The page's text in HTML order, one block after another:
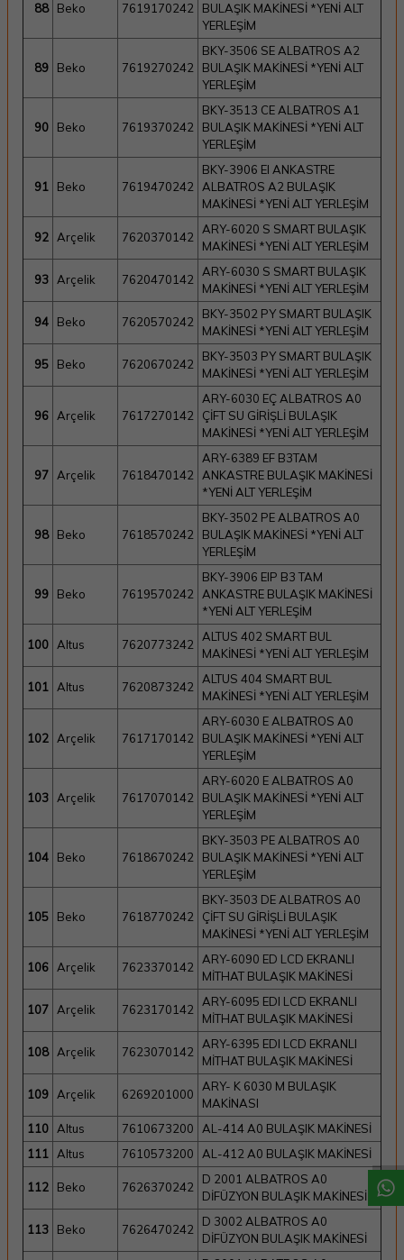
W
h
a
t
a
p
p
D
e
s
t
e
H
a
t
t
88 Beko 7619170242
BULAŞIK MAKİNESİ *YENİ ALT
YERLEŞİM
89 Beko 7619270242
BKY-3506 SE ALBATROS A2
BULAŞIK MAKİNESİ *YENİ ALT
YERLEŞİM
90 Beko 7619370242
BKY-3513 CE ALBATROS A1
BULAŞIK MAKİNESİ *YENİ ALT
YERLEŞİM
91 Beko 7619470242
BKY-3906 EI ANKASTRE
ALBATROS A2 BULAŞIK
MAKİNESİ *YENİ ALT YERLEŞİM
92 Arçelik 7620370142
ARY-6020 S SMART BULAŞIK
MAKİNESİ *YENİ ALT YERLEŞİM
93 Arçelik 7620470142
ARY-6030 S SMART BULAŞIK
MAKİNESİ *YENİ ALT YERLEŞİM
94 Beko 7620570242
BKY-3502 PY SMART BULAŞIK
MAKİNESİ *YENİ ALT YERLEŞİM
95 Beko 7620670242
BKY-3503 PY SMART BULAŞIK
MAKİNESİ *YENİ ALT YERLEŞİM
96 Arçelik 7617270142
ARY-6030 EÇ ALBATROS A0
ÇİFT SU GİRİŞLİ BULAŞIK
MAKİNESİ *YENİ ALT YERLEŞİM
97 Arçelik 7618470142
ARY-6389 EF B3TAM
ANKASTRE BULAŞIK MAKİNESİ
*YENİ ALT YERLEŞİM
98 Beko 7618570242
BKY-3502 PE ALBATROS A0
BULAŞIK MAKİNESİ *YENİ ALT
YERLEŞİM
99 Beko 7619570242
BKY-3906 EIP B3 TAM
ANKASTRE BULAŞIK MAKİNESİ
*YENİ ALT YERLEŞİM
100 Altus 7620773242
ALTUS 402 SMART BUL
MAKİNESİ *YENİ ALT YERLEŞİM
101 Altus 7620873242
ALTUS 404 SMART BUL
MAKİNESİ *YENİ ALT YERLEŞİM
102 Arçelik 7617170142
ARY-6030 E ALBATROS A0
BULAŞIK MAKİNESİ *YENİ ALT
YERLEŞİM
103 Arçelik 7617070142
ARY-6020 E ALBATROS A0
BULAŞIK MAKİNESİ *YENİ ALT
YERLEŞİM
104 Beko 7618670242
BKY-3503 PE ALBATROS A0
BULAŞIK MAKİNESİ *YENİ ALT
YERLEŞİM
105 Beko 7618770242
BKY-3503 DE ALBATROS A0
ÇİFT SU GİRİŞLİ BULAŞIK
MAKİNESİ *YENİ ALT YERLEŞİM
106 Arçelik 7623370142
ARY-6090 ED LCD EKRANLI
MİTHAT BULAŞIK MAKİNESİ
107 Arçelik 7623170142
ARY-6095 EDI LCD EKRANLI
MİTHAT BULAŞIK MAKİNESİ
108 Arçelik 7623070142
ARY-6395 EDI LCD EKRANLI
MİTHAT BULAŞIK MAKİNESİ
109 Arçelik 6269201000
ARY- K 6030 M BULAŞIK
MAKİNASI
110 Altus 7610673200
AL-414 A0 BULAŞIK MAKİNESİ
111 Altus 7610573200 AL-412 A0 BULAŞIK MAKİNESİ
112 Beko 7626370242
D 2001 ALBATROS A0
DİFÜZYON BULAŞIK MAKİNESİ
113 Beko 7626470242
D 3002 ALBATROS A0
DİFÜZYON BULAŞIK MAKİNESİ